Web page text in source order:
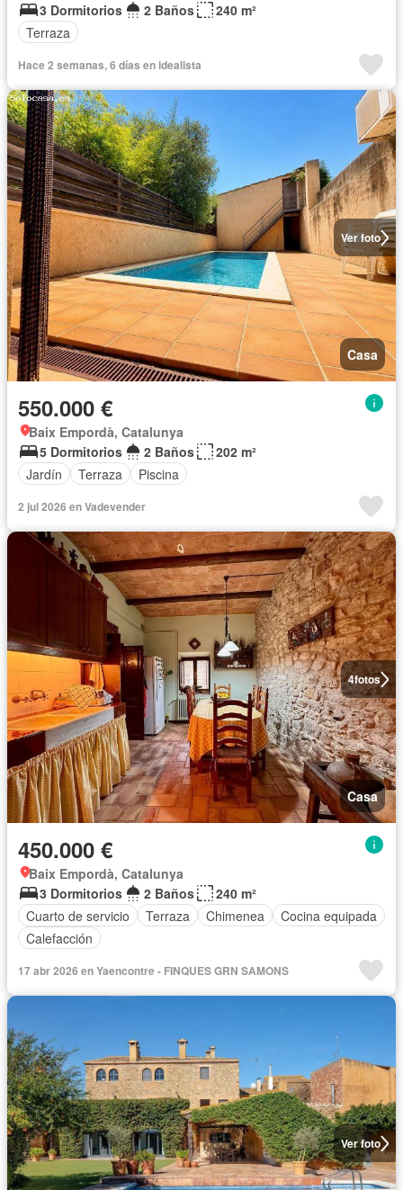
3 Dormitorios
2 Baños
240 m²
Terraza
Hace 2 semanas, 6 días en idealista
Ver foto
Casa
550.000 €
Baix Empordà, Catalunya
5 Dormitorios
2 Baños
202 m²
Jardín
Terraza Piscina
2 jul 2026 en Vadevender
4fotos
Casa
450.000 €
Baix Empordà, Catalunya
3 Dormitorios
2 Baños
240 m²
Cuarto de servicio
Terraza Chimenea
Cocina equipada
Calefacción
17 abr 2026 en Yaencontre - FINQUES GRN SAMONS
Ver foto